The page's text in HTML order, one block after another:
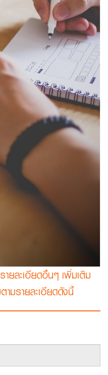
ลง
ทะเบียน
ยละเอียดอื่นๆ เพิ่มเติม
มรายละเอียดดังนี้